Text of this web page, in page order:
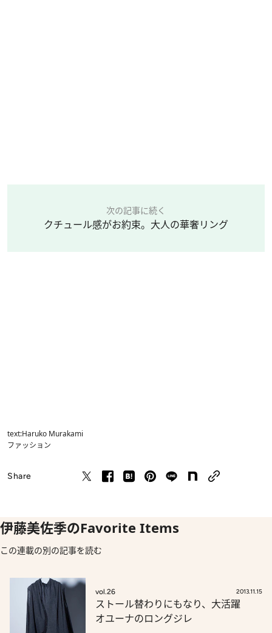
次の記事に続く
クチュール感がお約束。大人の華奢リング
text:Haruko Murakami
ファッション
Share
伊藤美佐季のFavorite Items
この連載の別の記事を読む
vol.26 2013.11.15
ストール替わりにもなり、大活躍
オユーナのロングジレ